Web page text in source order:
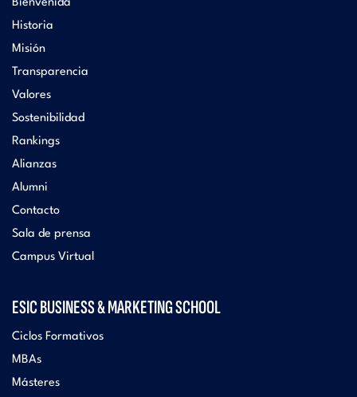
Bienvenida
Historia
Misión
Transparencia
Valores
Sostenibilidad
Rankings
Alianzas
Alumni
Contacto
Sala de prensa
Campus Virtual
ESIC BUSINESS & MARKETING SCHOOL
Ciclos Formativos
MBAs
Másteres